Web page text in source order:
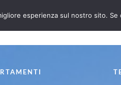
esperienza sul nostro sito.